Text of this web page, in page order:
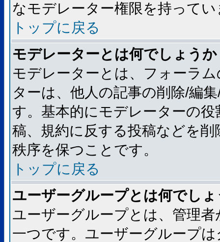
なモデレーター権限を持ってい
トップに戻る
モデレーターとは何でしょうか
モデレーターとは、フォーラ
ターは、他人の記事の削除/編
す。基本的にモデレーターの
稿、規約に反する投稿などを
秩序を保つことです。
トップに戻る
ユーザーグループとは何でし
ユーザーグループとは、管理
一つです。ユーザーグループ